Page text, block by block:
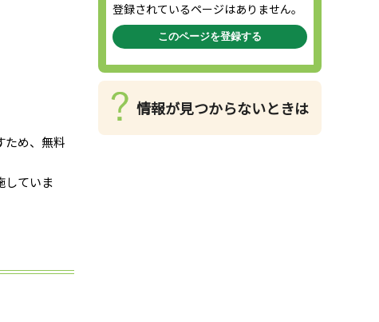
ため、無料
していま
登録されているページはありません。
このページを登録する
情報が見つからないときは